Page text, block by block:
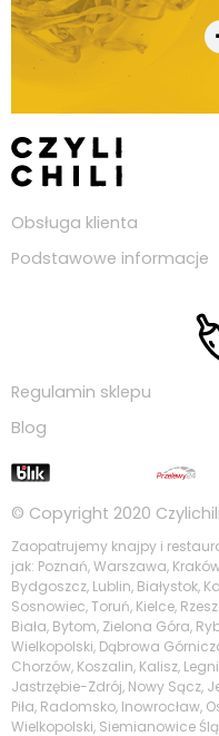
Obsługa klienta
Podstawowe informacje
Regulamin sklepu
Blog
© Copyright 2020
Zaopatrujemy knajpy i
jak: Poznań, Warszawa,
Bydgoszcz, Lublin, Białystok,
Sosnowiec, Toruń, Kielce,
Biała, Bytom, Zielona Góra,
Wielkopolski, Dąbrowa
Chorzów, Koszalin, Kalisz,
Jastrzębie-Zdrój, Nowy Sącz,
Piła, Radomsko, Inowrocław,
Wielkopolski, Siemianowice